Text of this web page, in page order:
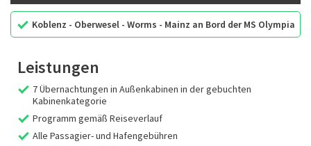
Koblenz - Oberwesel - Worms - Mainz an Bord der MS Olympia
Leistungen
7 Übernachtungen in Außenkabinen in der gebuchten
Kabinenkategorie
Programm gemäß Reiseverlauf
Alle Passagier- und Hafengebühren